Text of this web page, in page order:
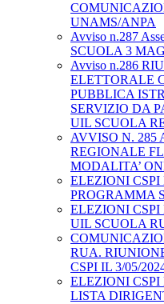
UNAMS/ANPA
Avviso n.287
SCUOLA 3
Avviso n.286
ELETTORALE
PUBBLICA
SERVIZIO DA
UIL SCUOLA
AVVISO N. 285
REGIONALE
MODALITA’
ELEZIONI CSPI
PROGRAMMA
ELEZIONI CSPI
UIL SCUOLA
RUA.
CSPI IL 3/05/
ELEZIONI CSPI
LISTA